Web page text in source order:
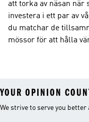
att torka av näsan när
investera i ett par av
du matchar de
mössor för att hålla
YOUR OPINION
We strive to serve you